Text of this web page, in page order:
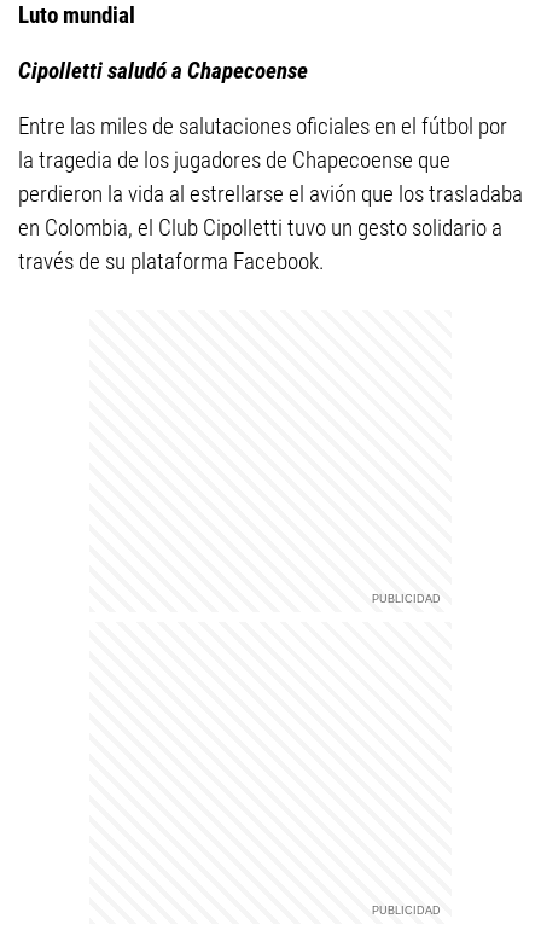
Luto mundial
Cipolletti saludó a Chapecoense
Entre las miles de salutaciones oficiales en el fútbol por
la tragedia de los jugadores de Chapecoense que
perdieron la vida al estrellarse el avión que los trasladaba
en Colombia, el Club Cipolletti tuvo un gesto solidario a
través de su plataforma Facebook.